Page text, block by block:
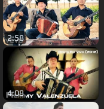
2:58
4:08